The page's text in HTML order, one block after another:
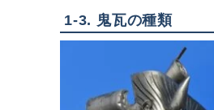
1-3. 鬼瓦の種類